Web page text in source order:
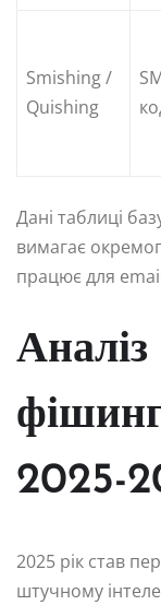
Smishing /
Quishing
Дані таблиці
вимагає
працює для
Аналіз
2025-
2025 рік став
штучному